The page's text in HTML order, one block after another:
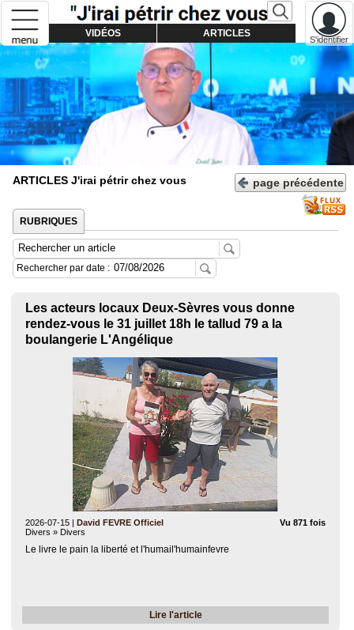
S'identifier
VIDÉOS ARTICLES
ARTICLES J'irai pétrir chez vous page précédente
RUBRIQUES
Rechercher par date :
Les acteurs locaux Deux-Sèvres vous donne
rendez-vous le 31 juillet 18h le tallud 79 a la
boulangerie L'Angélique
2026-07-15 David FEVRE Officiel
Vu 871 fois
Divers » Divers
Le livre le pain la liberté et l'humail'humainfevre
Lire l'article